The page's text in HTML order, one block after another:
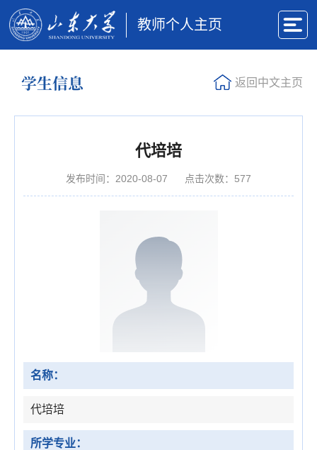
教师个人主页
学生信息 返回中文主页
代培培
发布时间：2020-08-07 点击次数： 577
名称：
代培培
所学专业：